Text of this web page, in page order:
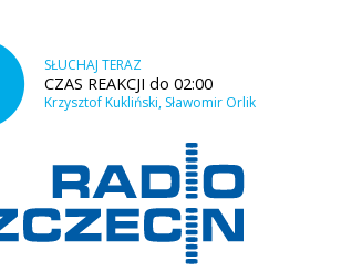
SŁUCHAJ TERAZ
CZAS REAKCJI do 02:00
Krzysztof Kukliński, Sławomir Orlik